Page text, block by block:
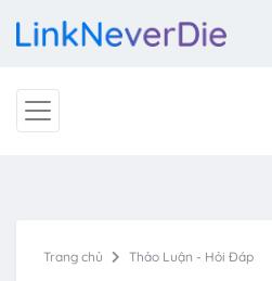
Trang chủ Thảo Luận - Hỏi Đáp